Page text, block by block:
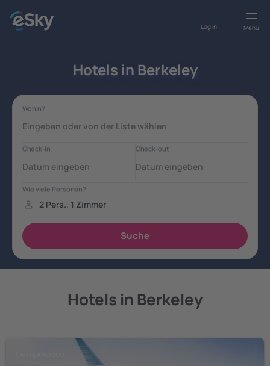
Menü
Log in
Hotels in Berkeley
Hotels in Berkeley